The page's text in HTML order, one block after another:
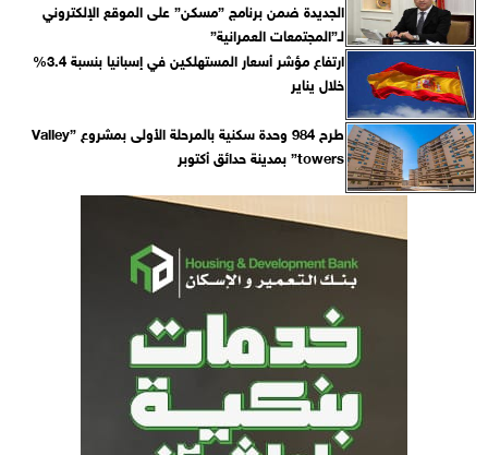
الجديدة ضمن برنامج ”مسكن” على الموقع الإلكتروني
لـ”المجتمعات العمرانية”
ارتفاع مؤشر أسعار المستهلكين في إسبانيا بنسبة 3.4%
خلال يناير
طرح 984 وحدة سكنية بالمرحلة الأولى بمشروع ”Valley
towers” بمدينة حدائق أكتوبر